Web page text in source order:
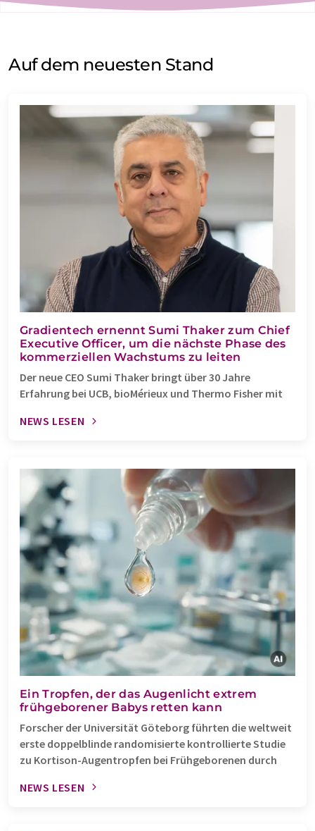
Auf dem neuesten Stand
Gradientech ernennt Sumi Thaker zum Chief
Executive Officer, um die nächste Phase des
kommerziellen Wachstums zu leiten
Der neue CEO Sumi Thaker bringt über 30 Jahre
Erfahrung bei UCB, bioMérieux und Thermo Fisher mit
NEWS LESEN
Ein Tropfen, der das Augenlicht extrem
frühgeborener Babys retten kann
Forscher der Universität Göteborg führten die weltweit
erste doppelblinde randomisierte kontrollierte Studie
zu Kortison-Augentropfen bei Frühgeborenen durch
NEWS LESEN